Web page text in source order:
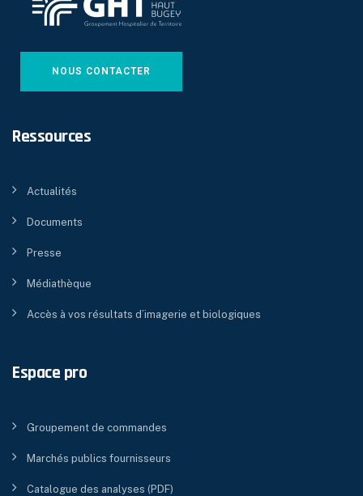
NOUS CONTACTER
Ressources
Actualités
Documents
Presse
Médiathèque
Accès à vos résultats d’imagerie et biologiques
Espace pro
Groupement de commandes
Marchés publics fournisseurs
Catalogue des analyses (PDF)